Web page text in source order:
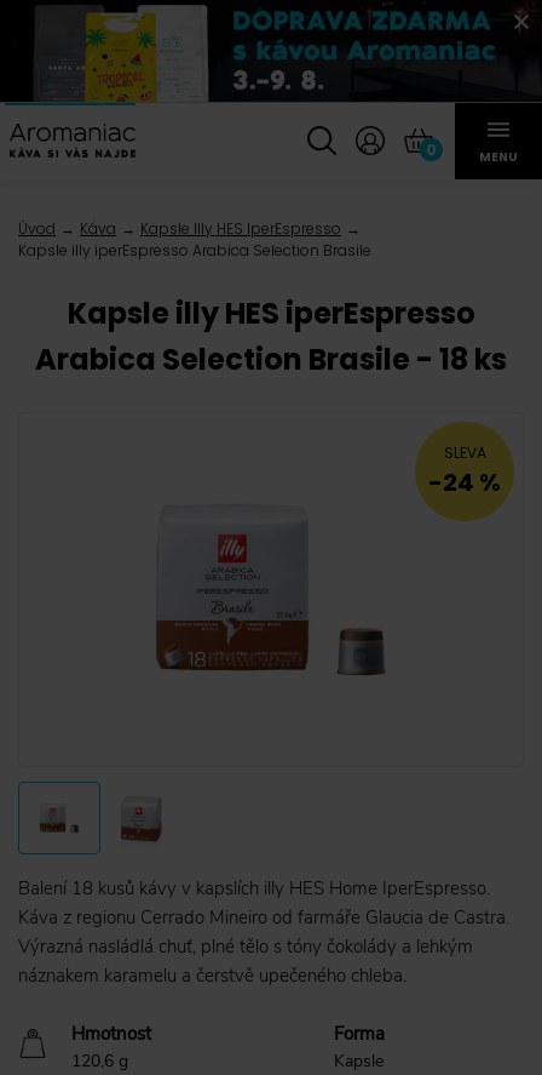
0 MENU
Úvod Káva
Kapsle Illy HES IperEspresso
Kapsle illy iperEspresso Arabica Selection Brasile
Kapsle illy HES iperEspresso
Arabica Selection Brasile - 18 ks
SLEVA
-24 %
Balení 18 kusů kávy v kapslích illy HES Home IperEspresso.
Káva z regionu Cerrado Mineiro od farmáře Glaucia de Castra.
Výrazná nasládlá chuť, plné tělo s tóny čokolády a lehkým
náznakem karamelu a čerstvě upečeného chleba.
Hmotnost
120,6 g
Forma
Kapsle